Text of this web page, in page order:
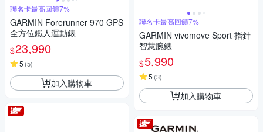
聯名卡最高回饋7%
GARMIN Forerunner 970 GPS
全方位鐵人運動錶
$23,990
5 (5)
加入購物車
聯名卡最高回饋7%
GARMIN vivomove Sport 指針
智慧腕錶
$5,990
5 (3)
加入購物車